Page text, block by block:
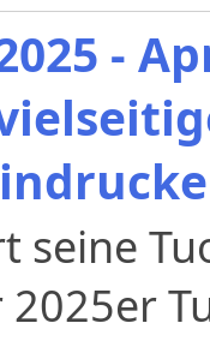
-
seine